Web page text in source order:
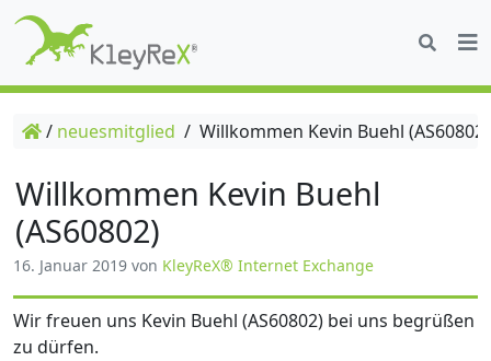
/ neuesmitglied / Willkommen Kevin Buehl (AS60802)
Willkommen Kevin Buehl
(AS60802)
16. Januar 2019 von KleyReX® Internet Exchange
Wir freuen uns Kevin Buehl (AS60802) bei uns begrüßen
zu dürfen.